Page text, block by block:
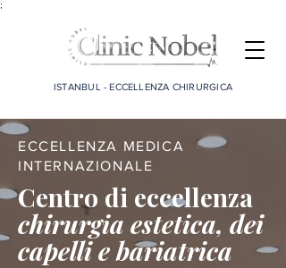
;
ISTANBUL - ECCELLENZA CHIRURGICA
ECCELLENZA MEDICA
INTERNAZIONALE
Centro di eccellenza
chirurgia estetica, dei
capelli e bariatrica